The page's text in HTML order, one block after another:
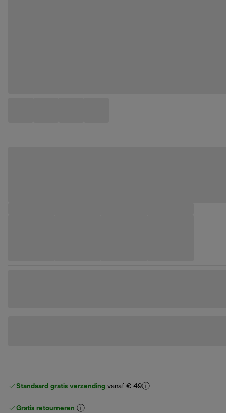
Standaard gratis verzending vanaf € 49
Gratis retourneren